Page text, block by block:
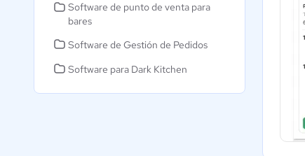
Software de punto de venta para
bares
Software de Gestión de Pedidos
Software para Dark Kitchen